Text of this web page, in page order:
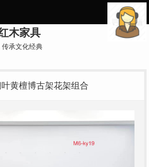
木家具
承文化经典
叶黄檀博古架花架组合